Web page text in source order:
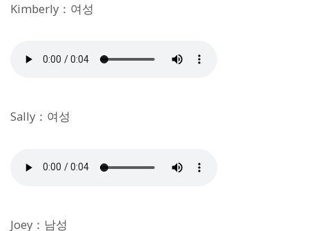
Kimberly：여성
Sally：여성
Joey：남성